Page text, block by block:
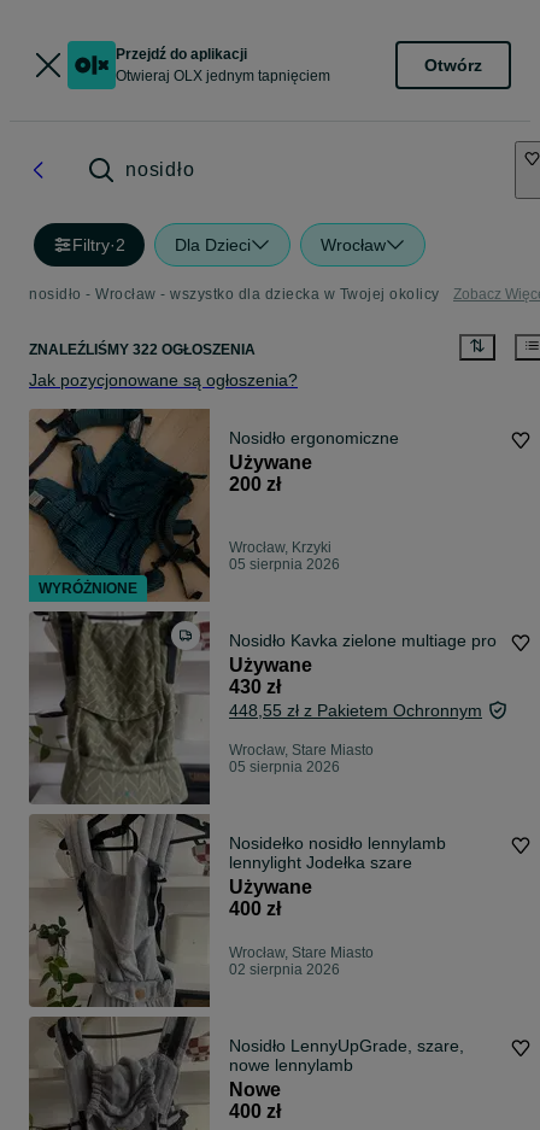
Przejdź do aplikacji
Otwieraj OLX jednym tapnięciem
Otwórz
nosidło
Filtry·2 Dla Dzieci Wrocław
nosidło - Wrocław - wszystko dla dziecka w Twojej okolicy Zobacz
ZNALEŹLIŚMY 322 OGŁOSZENIA
Jak pozycjonowane są ogłoszenia?
Nosidło ergonomiczne
Używane
200 zł
Wrocław, Krzyki
05 sierpnia 2026
Nosidło Kavka zielone multiage pro
Używane
430 zł
448,55 zł z Pakietem Ochronnym
Wrocław, Stare Miasto
05 sierpnia 2026
Nosidełko nosidło lennylamb
lennylight Jodełka szare
Używane
400 zł
Wrocław, Stare Miasto
02 sierpnia 2026
Nosidło LennyUpGrade, szare,
nowe lennylamb
Nowe
400 zł
WYRÓŻNIONE